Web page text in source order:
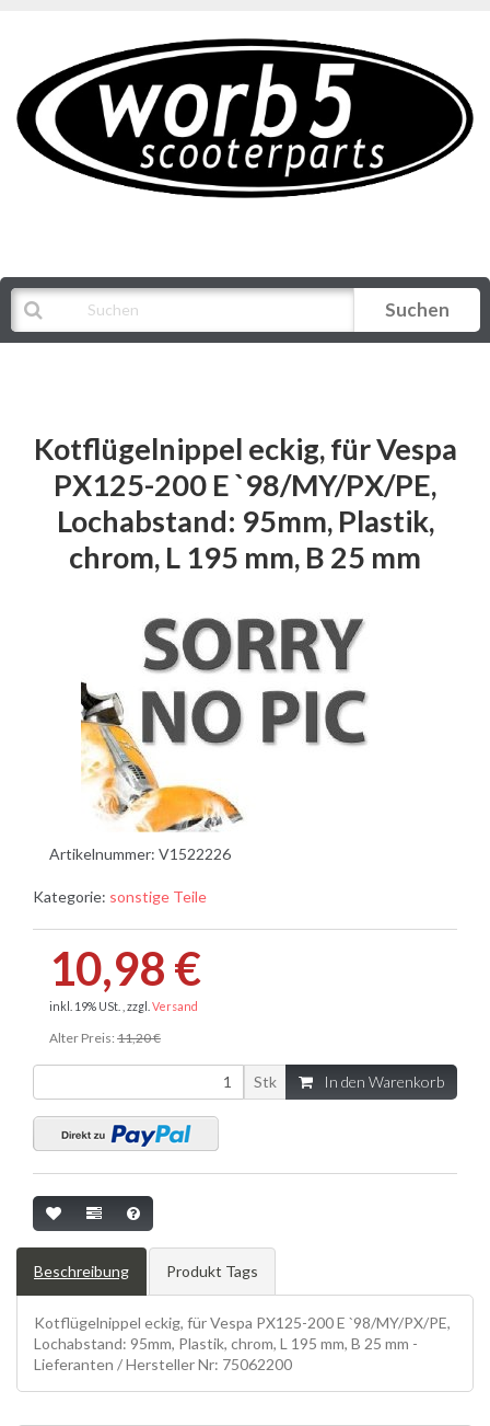
Suchen
Kotflügelnippel eckig, für Vespa
PX125-200 E `98/MY/PX/PE,
Lochabstand: 95mm, Plastik,
chrom, L 195 mm, B 25 mm
Artikelnummer: V1522226
Kategorie: sonstige Teile
10,98 €
inkl. 19% USt. , zzgl. Versand
Alter Preis: 11,20 €
Stk In den Warenkorb
Beschreibung Produkt Tags
Kotflügelnippel eckig, für Vespa PX125-200 E `98/MY/PX/PE,
Lochabstand: 95mm, Plastik, chrom, L 195 mm, B 25 mm -
Lieferanten / Hersteller Nr: 75062200